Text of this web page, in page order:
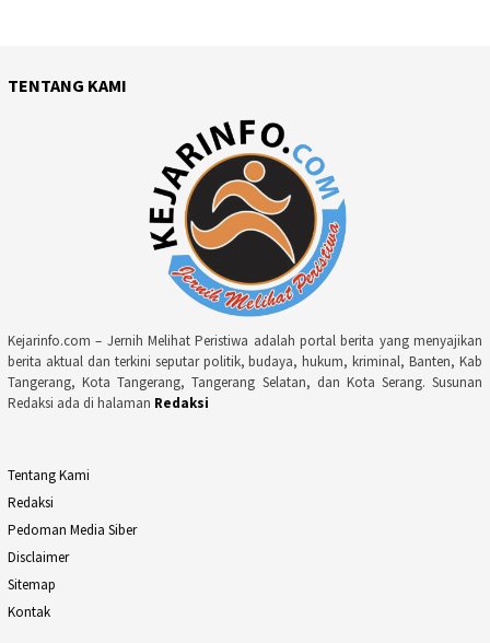
TENTANG KAMI
Kejarinfo.com – Jernih Melihat Peristiwa adalah portal berita yang menyajikan
berita aktual dan terkini seputar politik, budaya, hukum, kriminal, Banten, Kab
Tangerang, Kota Tangerang, Tangerang Selatan, dan Kota Serang. Susunan
Redaksi ada di halaman Redaksi
Tentang Kami
Redaksi
Pedoman Media Siber
Disclaimer
Sitemap
Kontak